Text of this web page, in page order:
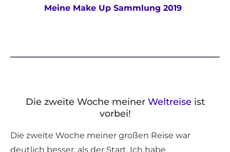
Meine Make Up Sammlung 2019
Die zweite Woche meiner Weltreiseist
vorbei!
Die zweite Woche meiner großen Reise war
deutlich besser, als der Start. Ich habe